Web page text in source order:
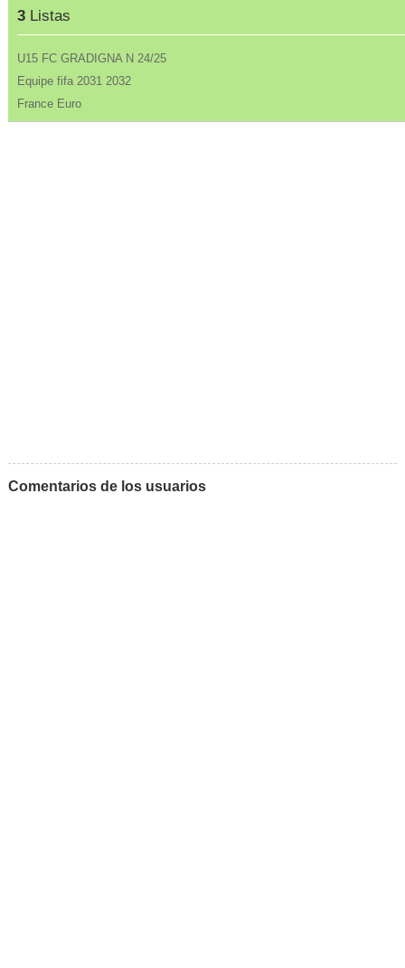
3Listas
U15 FC GRADIGNA N 24/25
Equipe fifa 2031 2032
France Euro
Comentarios de los usuarios